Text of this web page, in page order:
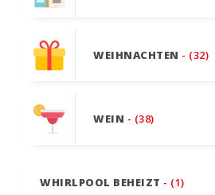
WEIHNACHTEN - (32)
WEIN - (38)
WHIRLPOOL BEHEIZT - (1)